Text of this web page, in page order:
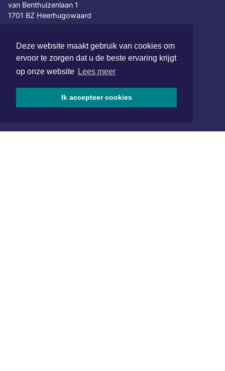
Deze website maakt gebruik van cookies om
ervoor te zorgen dat u de beste ervaring krijgt
op onze website Lees meer
Ik accepteer cookies
van Benthuizenlaan 1
1701 BZ Heerhugowaard
redactie@xyto.nl
www.xyto.nl
SOCIAL MEDIA